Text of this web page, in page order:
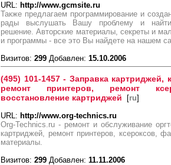
URL: http://www.gcmsite.ru
Также предлагаем программирование и
рады выслушать Вашу проблему и найти
решение. Авторские материалы, секреты и
и программы - все это Вы найдете на нашем
Визитов: 299 Добавлен: 15.10.2006
(495) 101-1457 - Заправка картриджей,
ремонт принтеров, ремонт
восстановление картриджей [ru]
URL: http://www.org-technics.ru
Org-Technics.ru - ремонт и обслуживание
картриджей, ремонт принтеров, ксероксов,
материалы.
Визитов: 299 Добавлен: 11.11.2006